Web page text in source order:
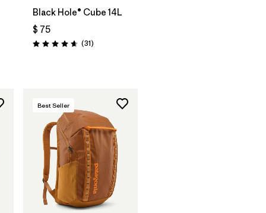
Black Hole® Cube 14L
$ 75
Valoración: 4.6 / 5
(31Comentarios
)
Agregar a la
Bolsa
Best Seller